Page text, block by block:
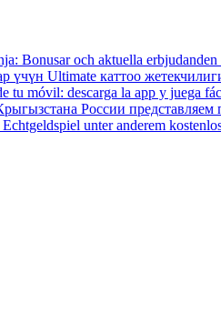
Bonusar och aktuella
үчүн Ultimate каттоо
tu móvil: descarga la app y juega
России
unter anderem